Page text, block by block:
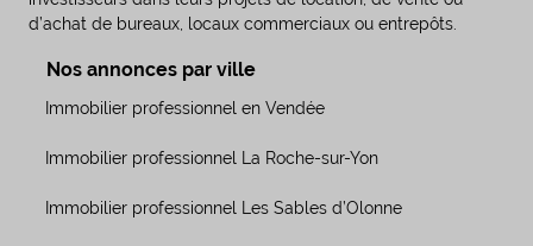
d’achat de bureaux, locaux commerciaux ou entrepôts.
Nos annonces par ville
Immobilier professionnel en Vendée
Immobilier professionnel La Roche-sur-Yon
Immobilier professionnel Les Sables d’Olonne